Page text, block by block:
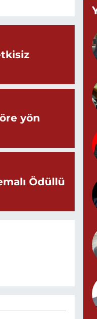
yön
Ödüllü